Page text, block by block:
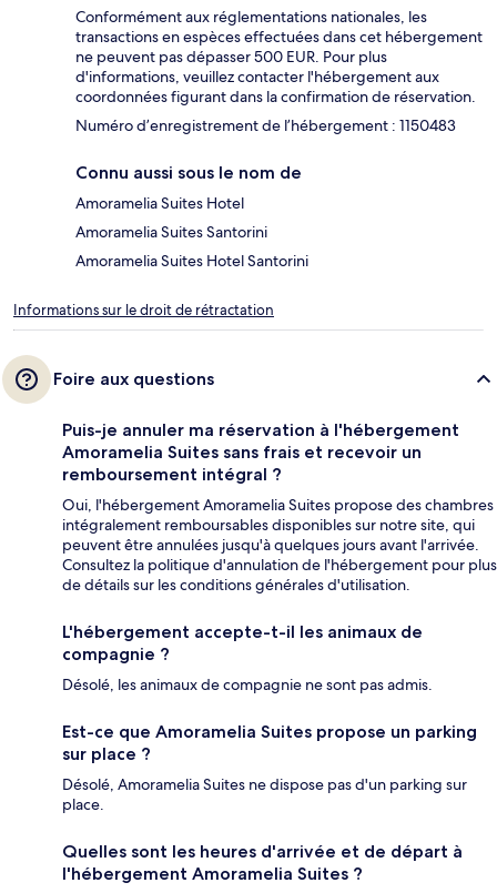
Conformément aux réglementations nationales, les
transactions en espèces effectuées dans cet hébergement
ne peuvent pas dépasser 500 EUR. Pour plus
d'informations, veuillez contacter l'hébergement aux
coordonnées figurant dans la confirmation de réservation.
Numéro d’enregistrement de l’hébergement : 1150483
Connu aussi sous le nom de
Amoramelia Suites Hotel
Amoramelia Suites Santorini
Amoramelia Suites Hotel Santorini
Informations sur le droit de rétractation
Foire aux questions
Puis-je annuler ma réservation à l'hébergement
Amoramelia Suites sans frais et recevoir un
remboursement intégral ?
Oui, l'hébergement Amoramelia Suites propose des chambres
intégralement remboursables disponibles sur notre site, qui
peuvent être annulées jusqu'à quelques jours avant l'arrivée.
Consultez la politique d'annulation de l'hébergement pour plus
de détails sur les conditions générales d'utilisation.
L'hébergement accepte-t-il les animaux de
compagnie ?
Désolé, les animaux de compagnie ne sont pas admis.
Est-ce que Amoramelia Suites propose un parking
sur place ?
Désolé, Amoramelia Suites ne dispose pas d'un parking sur
place.
Quelles sont les heures d'arrivée et de départ à
l'hébergement Amoramelia Suites ?